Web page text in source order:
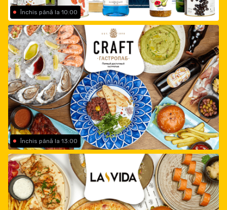
Închis până la 10:00
Închis până la 13:00